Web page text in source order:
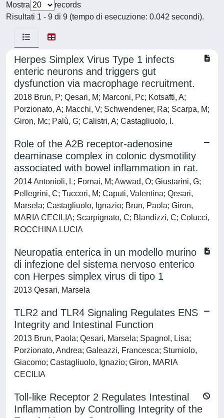
Mostra
records
Risultati 1 - 9 di 9 (tempo di esecuzione: 0.042 secondi).
Herpes Simplex Virus Type 1 infects
enteric neurons and triggers gut
dysfunction via macrophage recruitment.
2018 Brun, P; Qesari, M; Marconi, Pc; Kotsafti, A;
Porzionato, A; Macchi, V; Schwendener, Ra; Scarpa, M;
Giron, Mc; Palù, G; Calistri, A; Castagliuolo, I.
Role of the A2B receptor-adenosine
deaminase complex in colonic dysmotility
associated with bowel inflammation in rat.
2014 Antonioli, L; Fornai, M; Awwad, O; Giustarini, G;
Pellegrini, C; Tuccori, M; Caputi, Valentina; Qesari,
Marsela; Castagliuolo, Ignazio; Brun, Paola; Giron,
MARIA CECILIA; Scarpignato, C; Blandizzi, C; Colucci,
ROCCHINA LUCIA
Neuropatia enterica in un modello murino
di infezione del sistema nervoso enterico
con Herpes simplex virus di tipo 1
2013 Qesari, Marsela
TLR2 and TLR4 Signaling Regulates ENS
Integrity and Intestinal Function
2013 Brun, Paola; Qesari, Marsela; Spagnol, Lisa;
Porzionato, Andrea; Galeazzi, Francesca; Sturniolo,
Giacomo; Castagliuolo, Ignazio; Giron, MARIA
CECILIA
Toll-like Receptor 2 Regulates Intestinal
Inflammation by Controlling Integrity of the